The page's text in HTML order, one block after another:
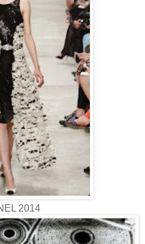
2014